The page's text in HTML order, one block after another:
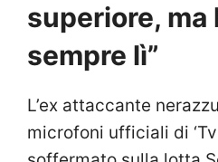
superiore, ma
sempre lì”
L’ex attaccante
microfoni ufficiali di